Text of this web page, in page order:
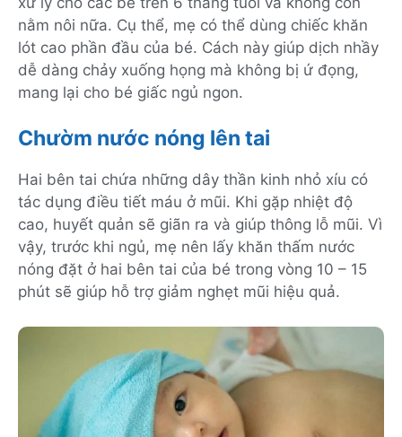
nằm nôi nữa. Cụ thể, mẹ có thể dùng chiếc khăn
lót cao phần đầu của bé. Cách này giúp dịch nhầy
dễ dàng chảy xuống họng mà không bị ứ đọng,
mang lại cho bé giấc ngủ ngon.
Chườm nước nóng lên tai
Hai bên tai chứa những dây thần kinh nhỏ xíu có
tác dụng điều tiết máu ở mũi. Khi gặp nhiệt độ
cao, huyết quản sẽ giãn ra và giúp thông lỗ mũi. Vì
vậy, trước khi ngủ, mẹ nên lấy khăn thấm nước
nóng đặt ở hai bên tai của bé trong vòng 10 – 15
phút sẽ giúp hỗ trợ giảm nghẹt mũi hiệu quả.